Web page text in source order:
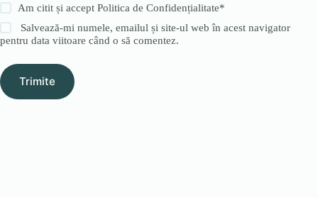
Am citit și acceptPolitica de Confidențialitate*
Salvează-mi numele, emailul și site-ul web în acest navigator
pentru data viitoare când o să comentez.
Trimite